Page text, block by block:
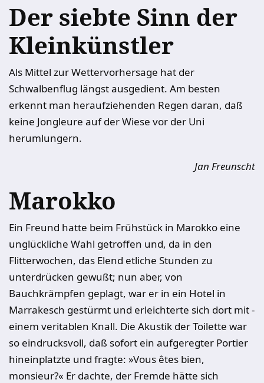
Der siebte Sinn der
Kleinkünstler
Als Mittel zur Wettervorhersage hat der
Schwalbenflug längst ausgedient. Am besten
erkennt man heraufziehenden Regen daran, daß
keine Jongleure auf der ­Wiese vor der Uni
herumlungern.
Jan Freunscht
Marokko
Ein Freund hatte beim Frühstück in Marokko eine
unglückliche Wahl getroffen und, da in den
Flitterwochen, das Elend etliche Stunden zu
unterdrücken gewußt; nun aber, von
Bauchkrämpfen geplagt, war er in ein Hotel in
Marrakesch gestürmt und erleichterte sich dort mit ­
einem veritablen Knall. Die Akustik der Toilette war
so eindrucksvoll, daß sofort ein aufgeregter Portier
hineinplatzte und ­fragte: »Vous êtes bien,
monsieur?« Er ­dachte, der Fremde hätte sich